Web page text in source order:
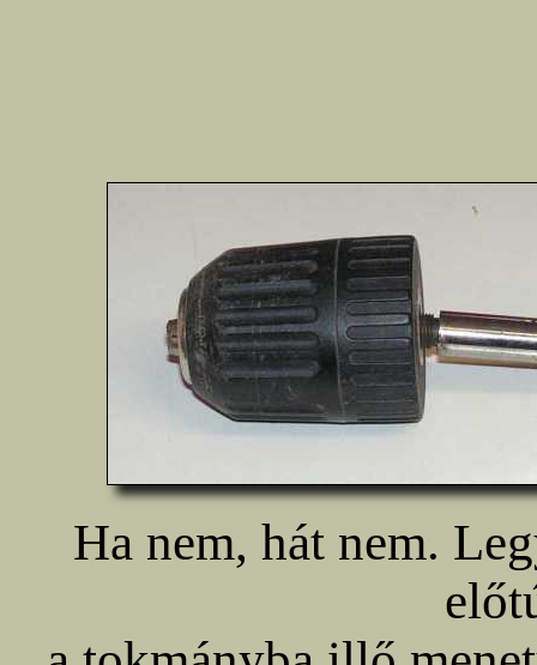
Ha nem, hát nem.